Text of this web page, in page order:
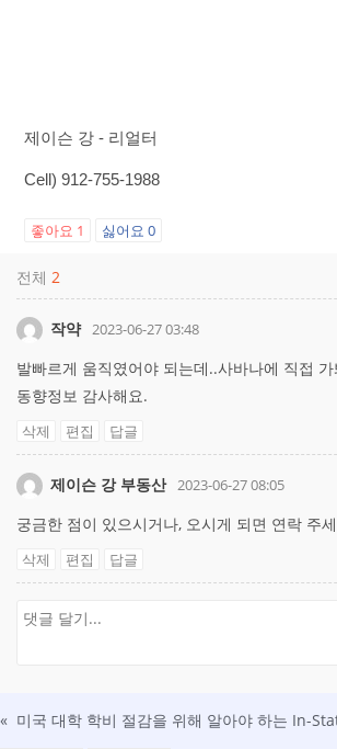
제이슨 강 - 리얼터
Cell) 912-755-1988
좋아요 1 싫어요 0
전체 2
작약 2023-06-27 03:48
발빠르게 움직였어야 되는데..사바나에 직접
동향정보 감사해요.
삭제 편집 답글
제이슨 강 부동산 2023-06-27 08:05
궁금한 점이 있으시거나, 오시게 되면 연락 주
삭제 편집 답글
« 미국 대학 학비 절감을 위해 알아야 하는 In-